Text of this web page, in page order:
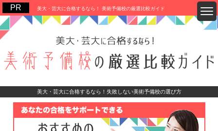
美大・芸大に合格するなら！ 美術予備校の厳選比較ガイド
美大・芸大に合格するなら！失敗しない美術予備校の選び方